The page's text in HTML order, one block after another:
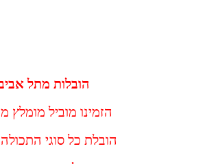
הובלות מתל
הזמינו מוביל מומלץ
הובלת כל סוגי